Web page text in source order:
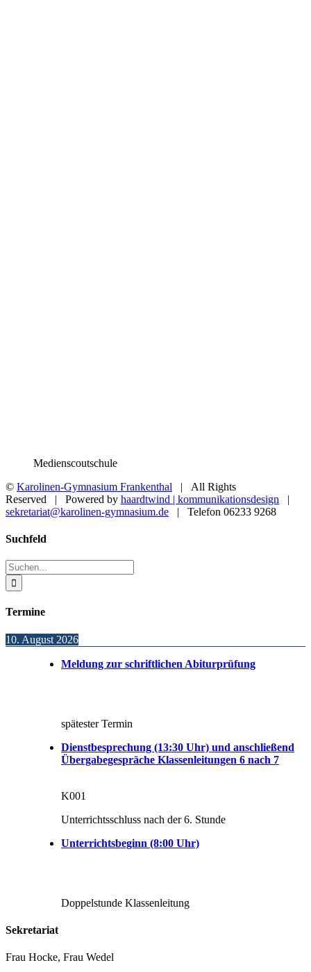
Medienscoutschule
© Karolinen-Gymnasium Frankenthal | All Rights
Reserved | Powered by haardtwind | kommunikationsdesign |
sekretariat@karolinen-gymnasium.de | Telefon 06233 9268
Toggle
Bar
Area
Suchfeld
Suche
nach:
Termine
10. August 2026
Meldung zur schriftlichen Abiturprüfung
spätester Termin
Dienstbesprechung (13:30 Uhr) und anschließend
Übergabegespräche Klassenleitungen 6 nach 7
K001
Unterrichtsschluss nach der 6. Stunde
Unterrichtsbeginn (8:00 Uhr)
Doppelstunde Klassenleitung
Sekretariat
Frau Hocke, Frau Wedel